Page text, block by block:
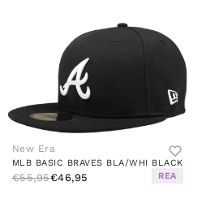
New Era
MLB BASIC BRAVES BLA/WHI BLACK
€55,95€46,95 REA